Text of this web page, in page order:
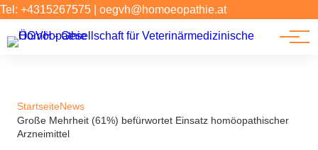
Tel: +4315267575 oegvh@homoeopathie.at
Tierarzt-Suche
Forschung
StartseiteNews
Große Mehrheit (61%) befürwortet Einsatz homöopathischer
Arzneimittel